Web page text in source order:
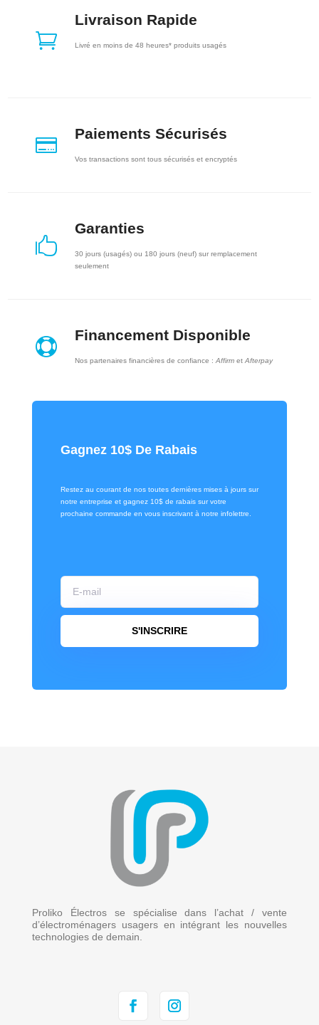

Livraison Rapide
Livré en moins de 48 heures* produits usagés

Paiements Sécurisés
Vos transactions sont tous sécurisés et encryptés

Garanties
30 jours (usagés) ou 180 jours (neuf) sur remplacement
seulement

Financement Disponible
Nos partenaires financières de confiance :AffirmetAfterpay
Gagnez 10$ De Rabais
Restez au courant de nos toutes dernières mises à jours sur
notre entreprise et gagnez 10$ de rabais sur votre
prochaine commande en vous inscrivant à notre infolettre.
S'INSCRIRE
Proliko Électros se spécialise dans l’achat / vente
d’électroménagers usagers en intégrant les nouvelles
technologies de demain.